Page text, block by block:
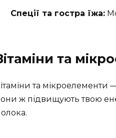
Спеції та гостра їжа:
та
та мікроелементи
ж підвищують твою